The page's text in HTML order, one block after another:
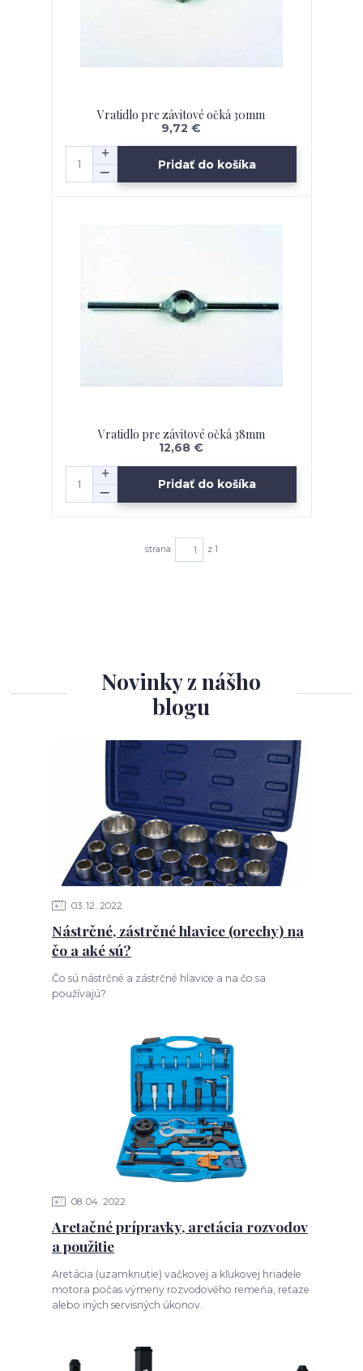
Vratidlo pre závitové očká 30mm
9,72 €
Pridať do košíka
Vratidlo pre závitové očká 38mm
12,68 €
Pridať do košíka
strana z 1
Novinky z nášho
blogu
03 12 2022
Nástrčné, zástrčné hlavice (orechy) na
čo a aké sú?
Čo sú nástrčné a zástrčné hlavice a na čo sa
používajú?
08 04 2022
Aretačné prípravky, aretácia rozvodov
a použitie
Aretácia (uzamknutie) vačkovej a kľukovej hriadele
motora počas výmeny rozvodového remeňa, reťaze
alebo iných servisných úkonov.